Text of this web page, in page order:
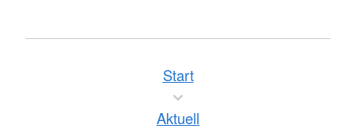
Start
Aktuell